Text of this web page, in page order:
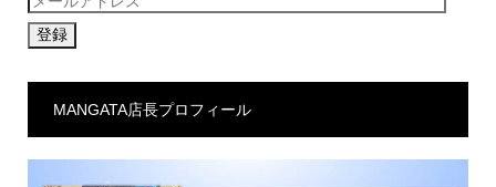
ー
ア
レ
MANGATA店長プロフィール